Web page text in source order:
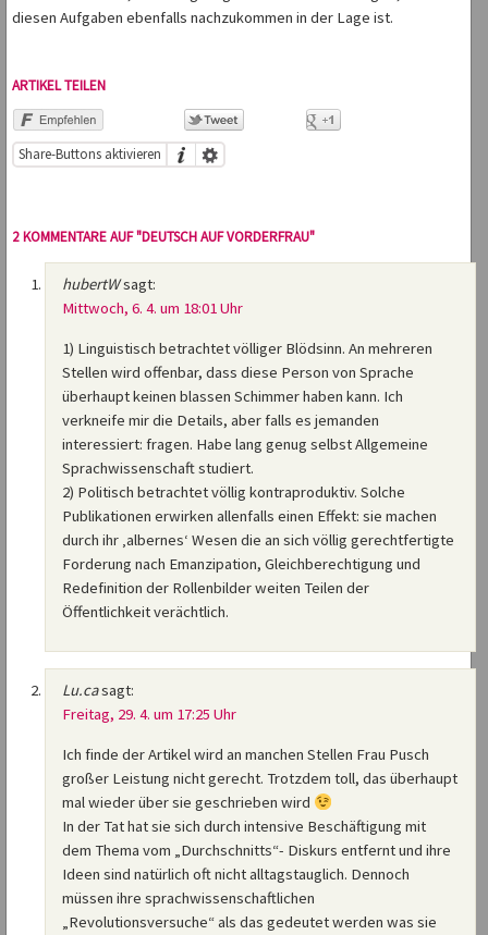
diesen Aufgaben ebenfalls nachzukommen in der Lage ist.
ARTIKEL TEILEN
Share-Buttons aktivieren
2 KOMMENTARE AUF "DEUTSCH AUF VORDERFRAU"
hubertWsagt:
Mittwoch, 6. 4. um 18:01 Uhr
1) Linguistisch betrachtet völliger Blödsinn. An mehreren
Stellen wird offenbar, dass diese Person von Sprache
überhaupt keinen blassen Schimmer haben kann. Ich
verkneife mir die Details, aber falls es jemanden
interessiert: fragen. Habe lang genug selbst Allgemeine
Sprachwissenschaft studiert.
2) Politisch betrachtet völlig kontraproduktiv. Solche
Publikationen erwirken allenfalls einen Effekt: sie machen
durch ihr ‚albernes‘ Wesen die an sich völlig gerechtfertigte
Forderung nach Emanzipation, Gleichberechtigung und
Redefinition der Rollenbilder weiten Teilen der
Öffentlichkeit verächtlich.
Lu.casagt:
Freitag, 29. 4. um 17:25 Uhr
Ich finde der Artikel wird an manchen Stellen Frau Pusch
großer Leistung nicht gerecht. Trotzdem toll, das überhaupt
mal wieder über sie geschrieben wird
In der Tat hat sie sich durch intensive Beschäftigung mit
dem Thema vom „Durchschnitts“- Diskurs entfernt und ihre
Ideen sind natürlich oft nicht alltagstauglich. Dennoch
müssen ihre sprachwissenschaftlichen
„Revolutionsversuche“ als das gedeutet werden was sie